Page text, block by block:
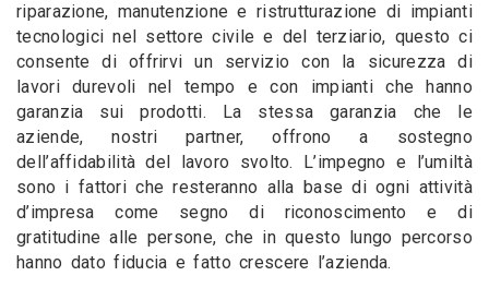
riparazione, manutenzione e ristrutturazione di impianti
tecnologici nel settore civile e del terziario, questo ci
consente di offrirvi un servizio con la sicurezza di
lavori durevoli nel tempo e con impianti che hanno
garanzia sui prodotti. La stessa garanzia che le
aziende, nostri partner, offrono a sostegno
dell’affidabilità del lavoro svolto. L’impegno e l’umiltà
sono i fattori che resteranno alla base di ogni attività
d’impresa come segno di riconoscimento e di
gratitudine alle persone, che in questo lungo percorso
hanno dato fiducia e fatto crescere l’azienda.